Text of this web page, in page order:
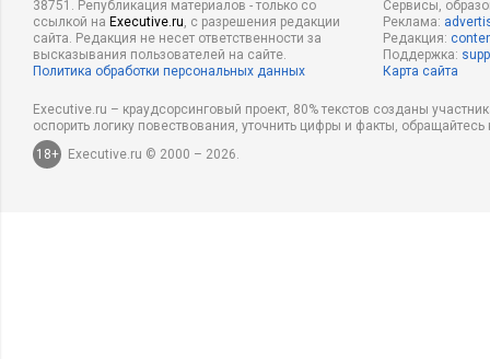
38751. Републикация материалов - только со
ссылкой на Executive.ru, с разрешения редакции
сайта. Редакция не несет ответственности за
высказывания пользователей на сайте.
Политика обработки персональных данных
Сервисы,
Реклама:
Редакция:
Поддержка:
Карта сайта
Executive.ru – краудсорсинговый проект, 80% текстов созданы
оспорить логику повествования, уточнить цифры и факты,
18+
Executive.ru © 2000 – 2026.